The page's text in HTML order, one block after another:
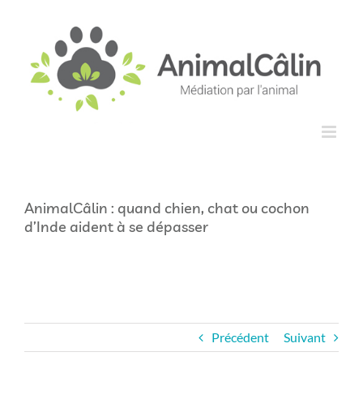
AnimalCâlin : quand chien, chat ou cochon
d’Inde aident à se dépasser
Précédent Suivant